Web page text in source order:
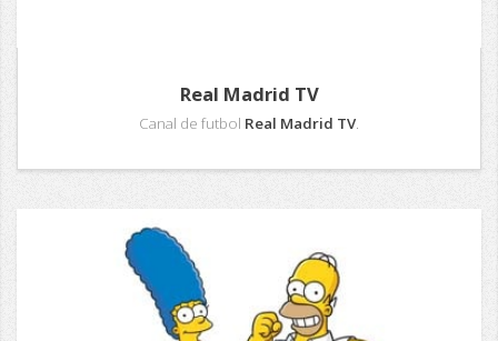
Real Madrid TV
Canal de futbol Real Madrid TV.